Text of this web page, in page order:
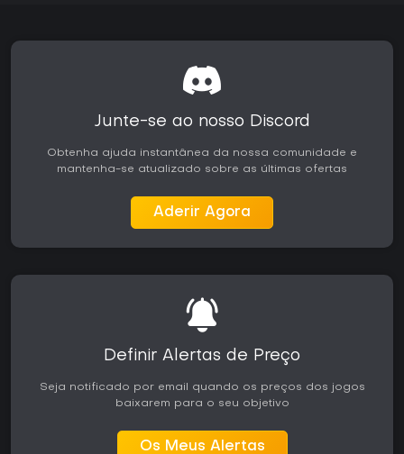
Junte-se ao nosso Discord
Obtenha ajuda instantânea da nossa comunidade e
mantenha-se atualizado sobre as últimas ofertas
Aderir Agora
Definir Alertas de Preço
Seja notificado por email quando os preços dos jogos
baixarem para o seu objetivo
Os Meus Alertas